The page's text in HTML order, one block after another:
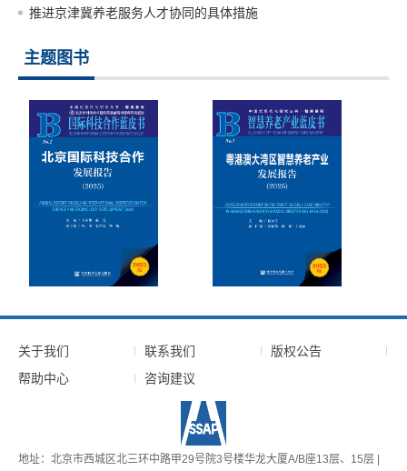
推进京津冀养老服务人才协同的具体措施
主题图书
关于我们 联系我们
版权公告
帮助中心
咨询建议
地址：北京市西城区北三环中路甲29号院3号楼华龙大厦A/B座13层、15层 |